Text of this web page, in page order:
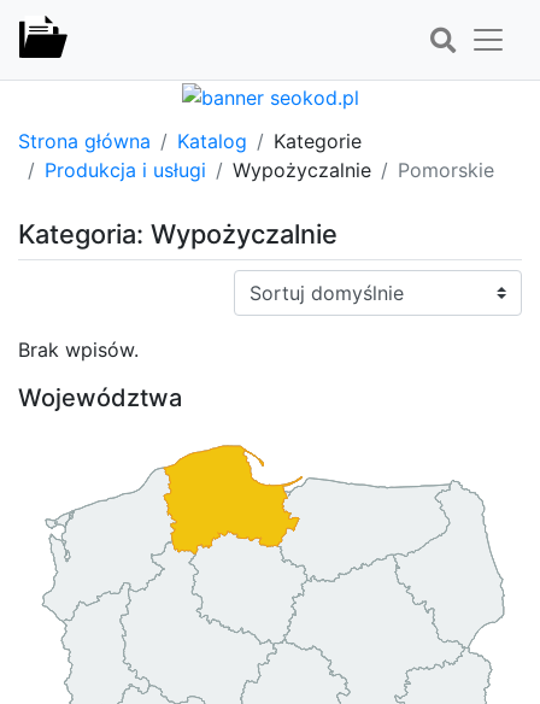
Strona główna Katalog
Kategorie
Produkcja i usługi
Wypożyczalnie Pomorskie
Kategoria: Wypożyczalnie
Sortuj:
Brak wpisów.
Województwa